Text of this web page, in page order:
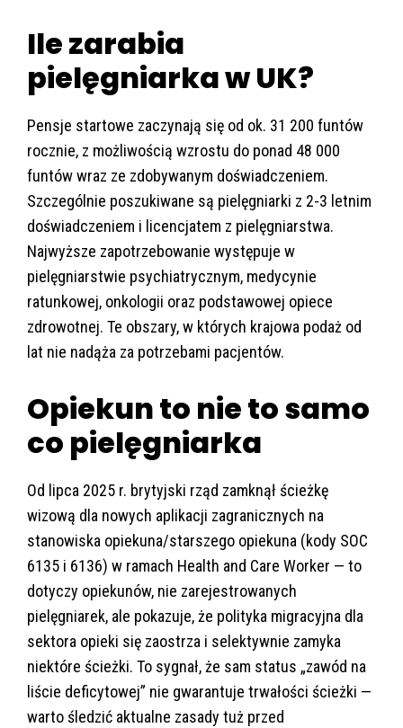
Ile zarabia
pielęgniarka w UK?
Pensje startowe zaczynają się od ok. 31 200 funtów
rocznie, z możliwością wzrostu do ponad 48 000
funtów wraz ze zdobywanym doświadczeniem.
Szczególnie poszukiwane są pielęgniarki z 2-3 letnim
doświadczeniem i licencjatem z pielęgniarstwa.
Najwyższe zapotrzebowanie występuje w
pielęgniarstwie psychiatrycznym, medycynie
ratunkowej, onkologii oraz podstawowej opiece
zdrowotnej. Te obszary, w których krajowa podaż od
lat nie nadąża za potrzebami pacjentów.
Opiekun to nie to samo
co pielęgniarka
Od lipca 2025 r. brytyjski rząd zamknął ścieżkę
wizową dla nowych aplikacji zagranicznych na
stanowiska opiekuna/starszego opiekuna (kody SOC
6135 i 6136) w ramach Health and Care Worker — to
dotyczy opiekunów, nie zarejestrowanych
pielęgniarek, ale pokazuje, że polityka migracyjna dla
sektora opieki się zaostrza i selektywnie zamyka
niektóre ścieżki. To sygnał, że sam status „zawód na
liście deficytowej” nie gwarantuje trwałości ścieżki —
warto śledzić aktualne zasady tuż przed